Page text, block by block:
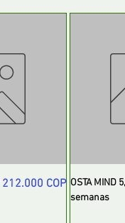
Precio de oferta
212.000 COP OSTA MIND
semanas